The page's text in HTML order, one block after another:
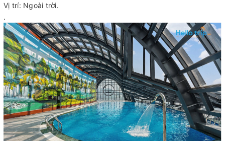
Vị trí: Ngoài trời.
.